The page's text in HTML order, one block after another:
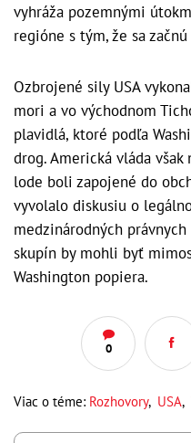
vyhráža pozemnými
regióne s tým, že sa
Ozbrojené sily USA
mori a vo východnom
plavidlá, ktoré podľa
drog. Americká vláda
lode boli zapojené do
vyvolalo diskusiu o
medzinárodných
skupín by mohli byť
Washington popiera.
0
Viac o téme: Rozhovory, USA,